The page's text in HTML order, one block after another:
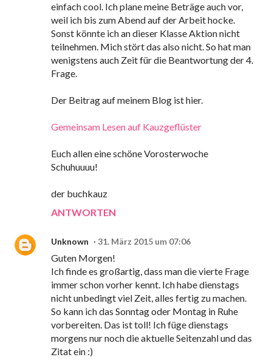
einfach cool. Ich plane meine Beträge auch vor,
weil ich bis zum Abend auf der Arbeit hocke.
Sonst könnte ich an dieser Klasse Aktion nicht
teilnehmen. Mich stört das also nicht. So hat man
wenigstens auch Zeit für die Beantwortung der 4.
Frage.
Der Beitrag auf meinem Blog ist hier.
Gemeinsam Lesen auf Kauzgeflüster
Euch allen eine schöne Vorosterwoche
Schuhuuuu!
der buchkauz
ANTWORTEN
Unknown 31. März 2015 um 07:06
Guten Morgen!
Ich finde es großartig, dass man die vierte Frage
immer schon vorher kennt. Ich habe dienstags
nicht unbedingt viel Zeit, alles fertig zu machen.
So kann ich das Sonntag oder Montag in Ruhe
vorbereiten. Das ist toll! Ich füge dienstags
morgens nur noch die aktuelle Seitenzahl und das
Zitat ein :)